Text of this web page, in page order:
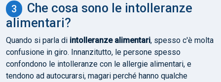
Che cosa sono le intolleranze
alimentari?
Quando si parla di intolleranze alimentari, spesso c'è molta
confusione in giro. Innanzitutto, le persone spesso
confondono le intolleranze con le allergie alimentari, e
tendono ad autocurarsi, magari perché hanno qualche